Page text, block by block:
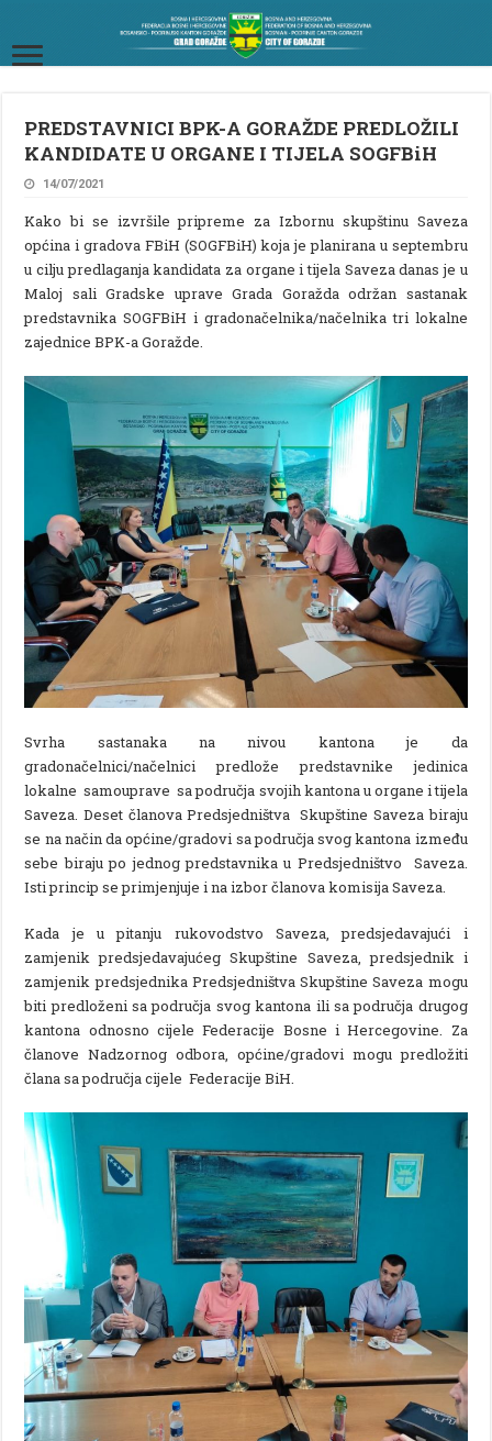
PREDSTAVNICI BPK-A GORAŽDE PREDLOŽILI
KANDIDATE U ORGANE I TIJELA SOGFBiH
14/07/2021
Kako bi se izvršile pripreme za Izbornu skupštinu Saveza
općina i gradova FBiH (SOGFBiH) koja je planirana u septembru
u cilju predlaganja kandidata za organe i tijela Saveza danas je u
Maloj sali Gradske uprave Grada Goražda održan sastanak
predstavnika SOGFBiH i gradonačelnika/načelnika tri lokalne
zajednice BPK-a Goražde.
Svrha sastanaka na nivou kantona je da
gradonačelnici/načelnici predlože predstavnike jedinica
lokalne samouprave sa područja svojih kantona u organe i tijela
Saveza. Deset članova Predsjedništva Skupštine Saveza biraju
se na način da općine/gradovi sa područja svog kantona između
sebe biraju po jednog predstavnika u Predsjedništvo Saveza.
Isti princip se primjenjuje i na izbor članova komisija Saveza.
Kada je u pitanju rukovodstvo Saveza, predsjedavajući i
zamjenik predsjedavajućeg Skupštine Saveza, predsjednik i
zamjenik predsjednika Predsjedništva Skupštine Saveza mogu
biti predloženi sa područja svog kantona ili sa područja drugog
kantona odnosno cijele Federacije Bosne i Hercegovine. Za
članove Nadzornog odbora, općine/gradovi mogu predložiti
člana sa područja cijele Federacije BiH.